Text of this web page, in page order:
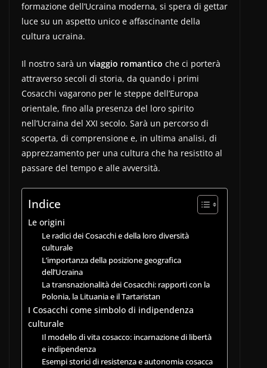
formazione dell’Ucraina moderna, si spera di gettar
luce su un aspetto unico e affascinante della
cultura ucraina.
Il nostro sarà un viaggio romantico che ci porterà
attraverso secoli di storia, da quando i primi
Cosacchi vagarono per le steppe dell’Europa
orientale, fino alla presenza del loro spirito
nell’Ucraina del XXI secolo. Sarà un percorso di
scoperta, di comprensione e, in ultima analisi, di
apprezzamento per una cultura che ha resistito al
passare del tempo e alle avversità.
Indice
Le origini
Le radici dei Cosacchi e della loro diversità
culturale
L’importanza della posizione geografica
dell’Ucraina
La transnazionalità dei Cosacchi: rapporti con la
Polonia, la Lituania e il Tartaristan
I Cosacchi come simbolo di indipendenza
culturale
Il modello di vita cosacco: incarnazione di libertà
e indipendenza
Esempi storici di resistenza e autonomia cosacca